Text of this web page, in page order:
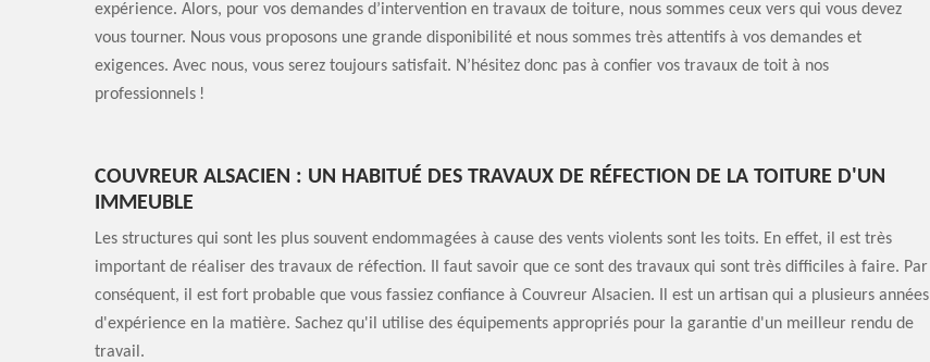
expérience. Alors, pour vos demandes d’intervention en travaux de toiture, nous sommes ceux vers qui vous devez
vous tourner. Nous vous proposons une grande disponibilité et nous sommes très attentifs à vos demandes et
exigences. Avec nous, vous serez toujours satisfait. N’hésitez donc pas à confier vos travaux de toit à nos
professionnels !
COUVREUR ALSACIEN : UN HABITUÉ DES TRAVAUX DE RÉFECTION DE LA TOITURE D'UN
IMMEUBLE
Les structures qui sont les plus souvent endommagées à cause des vents violents sont les toits. En effet, il est très
important de réaliser des travaux de réfection. Il faut savoir que ce sont des travaux qui sont très difficiles à faire. Par
conséquent, il est fort probable que vous fassiez confiance à Couvreur Alsacien. Il est un artisan qui a plusieurs années
d'expérience en la matière. Sachez qu'il utilise des équipements appropriés pour la garantie d'un meilleur rendu de
travail.